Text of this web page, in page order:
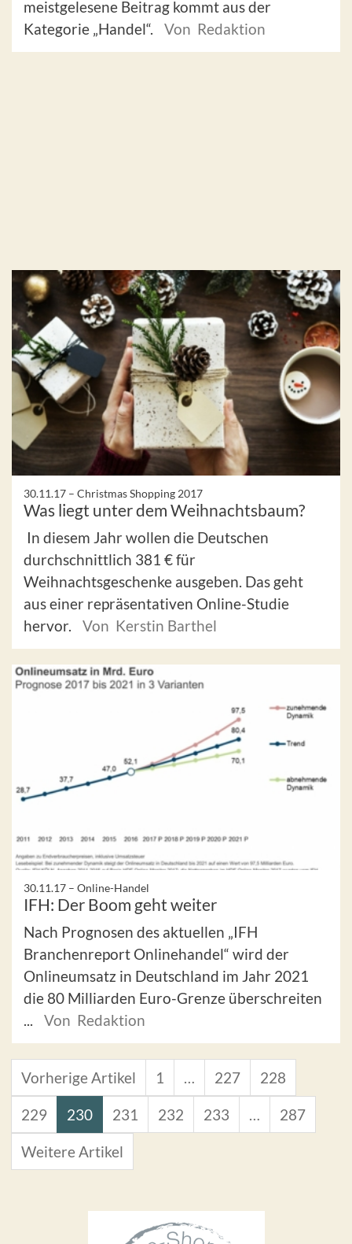
meistgelesene Beitrag kommt aus der
Kategorie „Handel“.
Von Redaktion
30.11.17 – Christmas Shopping 2017
Was liegt unter dem Weihnachtsbaum?
In diesem Jahr wollen die Deutschen
durchschnittlich 381 € für
Weihnachtsgeschenke ausgeben. Das geht
aus einer repräsentativen Online-Studie
hervor.
Von Kerstin Barthel
30.11.17 – Online-Handel
IFH: Der Boom geht weiter
Nach Prognosen des aktuellen „IFH
Branchenreport Onlinehandel“ wird der
Onlineumsatz in Deutschland im Jahr 2021
die 80 Milliarden Euro-Grenze überschreiten
...
Von Redaktion
Vorherige Artikel 1 … 227 228
229 230 231 232 233 … 287
Weitere Artikel